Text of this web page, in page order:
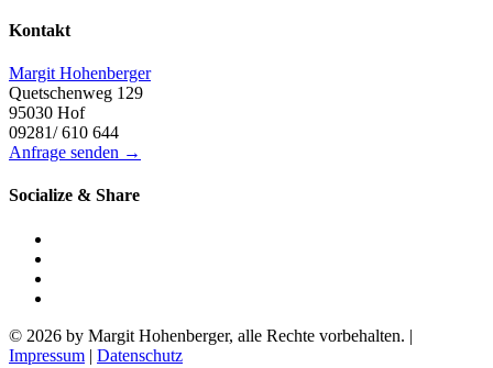
Kontakt
Margit Hohenberger
Quetschenweg 129
95030 Hof
09281/ 610 644
Anfrage senden →
Socialize & Share
© 2026 by Margit Hohenberger, alle Rechte vorbehalten. |
Impressum | Datenschutz